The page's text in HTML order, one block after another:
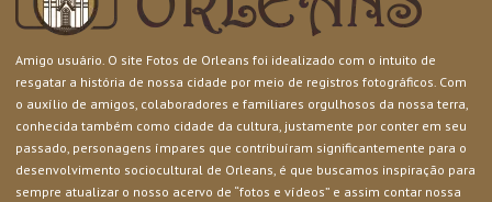
Amigo usuário. O site Fotos de Orleans foi idealizado com o intuito de
resgatar a história de nossa cidade por meio de registros fotográficos. Com
o auxílio de amigos, colaboradores e familiares orgulhosos da nossa terra,
conhecida também como cidade da cultura, justamente por conter em seu
passado, personagens ímpares que contribuíram significantemente para o
desenvolvimento sociocultural de Orleans, é que buscamos inspiração para
sempre atualizar o nosso acervo de “fotos e vídeos” e assim contar nossa